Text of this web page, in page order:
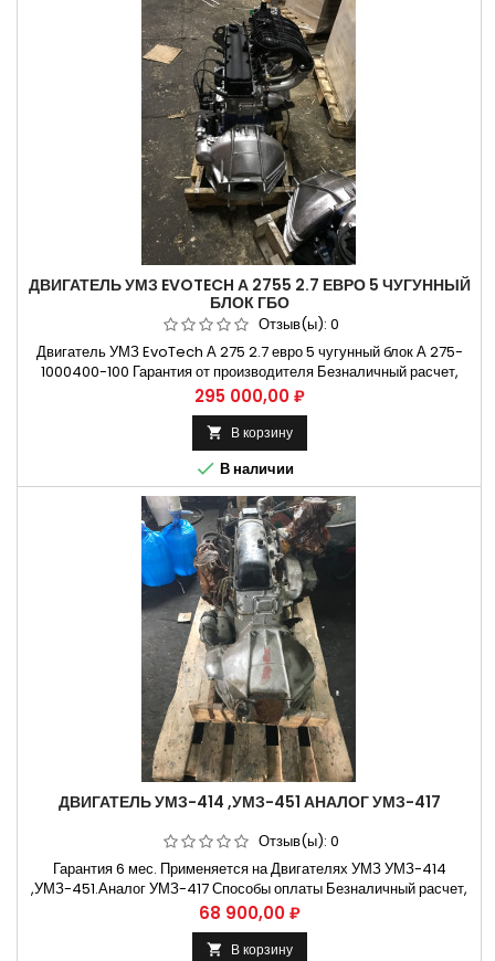
ДВИГАТЕЛЬ УМЗ EVOTECH А 2755 2.7 ЕВРО 5 ЧУГУННЫЙ
БЛОК ГБО
Отзыв(ы): 0
Двигатель УМЗ EvoTech А 275 2.7 евро 5 чугунный блок А 275-
1000400-100 Гарантия от производителя Безналичный расчет,
оплата банковской картой Контроль и отправка в надежной
упаковке Применяемость на Двигатель EvoTech 2.7 ГАЗель
НЕКСТ и ГАЗель Бизнес Применяемость по моделям автомобиля
2705, 27057, 3221, 32213, 322132, 322133, 322138, 32214, 3302,...
Цена
295 000,00 ₽
 В корзину
 В наличии
ДВИГАТЕЛЬ УМЗ-414 ,УМЗ-451 АНАЛОГ УМЗ-417
Отзыв(ы): 0
Гарантия 6 мес. Применяется на Двигателях УМЗ УМЗ-414
,УМЗ-451.Аналог УМЗ-417 Способы оплаты Безналичный расчет,
оплата банковской картой Бесплатная доставка:. Москва и
Н.Новгород. Владимир и Ульяновск Крупнейший ассортимент
Запчастей на автомобили Марки : ГАЗ , ВАЗ , ПАЗ , УАЗ , КАМАЗ. А
Цена
68 900,00 ₽
 В корзину